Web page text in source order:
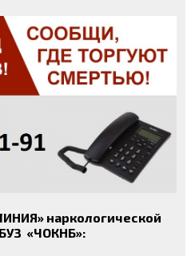
наркологической
«ЧОКНБ»: